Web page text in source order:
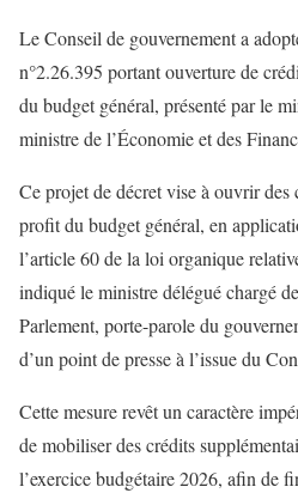
Le Conseil de gouvernement a
n°2.26.395 portant ouverture de
du budget général, présenté par le
ministre de l’Économie et des
Ce projet de décret vise à ouvrir des
profit du budget général, en
l’article 60 de la loi organique
indiqué le ministre délégué chargé
Parlement, porte-parole du
d’un point de presse à l’issue du
Cette mesure revêt un caractère
de mobiliser des crédits
l’exercice budgétaire 2026, afin de